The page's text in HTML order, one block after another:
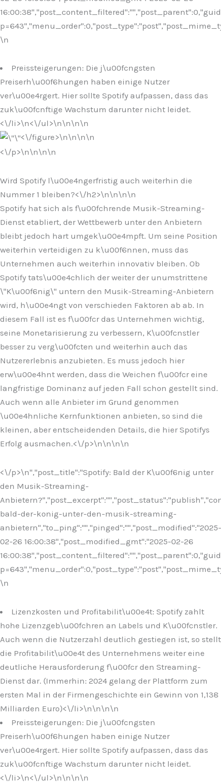
\n
Preissteigerungen: Die j\u00fcngsten
Preiserh\u00f6hungen haben einige Nutzer
ver\u00e4rgert. Hier sollte Spotify aufpassen, dass das
zuk\u00fcnftige Wachstum darunter nicht leidet.
<\/li>\n<\/ul>\n\n\n\n
<\/figure>\n\n\n\n
<\/p>\n\n\n\n
Wird Spotify l\u00e4ngerfristig auch weiterhin die
Nummer 1 bleiben?<\/h2>\n\n\n\n
Spotify hat sich als f\u00fchrende Musik-Streaming-
Dienst etabliert, der Wettbewerb unter den Anbietern
bleibt jedoch hart umgek\u00e4mpft. Um seine Position
weiterhin verteidigen zu k\u00f6nnen, muss das
Unternehmen auch weiterhin innovativ bleiben. Ob
Spotify tats\u00e4chlich der weiter der unumstrittene
\"K\u00f6nig\" untern den Musik-Streaming-Anbietern
wird, h\u00e4ngt von verschieden Faktoren ab ab. In
diesem Fall ist es f\u00fcr das Unternehmen wichtig,
seine Monetarisierung zu verbessern, K\u00fcnstler
besser zu verg\u00fcten und weiterhin auch das
Nutzererlebnis anzubieten. Es muss jedoch hier
erw\u00e4hnt werden, dass die Weichen f\u00fcr eine
langfristige Dominanz auf jeden Fall schon gestellt sind.
Auch wenn alle Anbieter im Grund genommen
\u00e4hnliche Kernfunktionen anbieten, so sind die
kleinen, aber entscheidenden Details, die hier Spotifys
Erfolg ausmachen.<\/p>\n\n\n\n
<\/p>\n","post_title":"Spotify: Bald der K\u00f6nig unter
den Musik-Streaming-
bald-der-konig-unter-den-musik-streaming-
anbietern","to_ping":"","pinged":"","post_modified":"2025-
02-26 16:00:38","post_modified_gmt":"2025-02-26
\n
Lizenzkosten und Profitabilit\u00e4t: Spotify zahlt
hohe Lizenzgeb\u00fchren an Labels und K\u00fcnstler.
Auch wenn die Nutzerzahl deutlich gestiegen ist, so stellt
die Profitabilit\u00e4t des Unternehmens weiter eine
deutliche Herausforderung f\u00fcr den Streaming-
Dienst dar. (Immerhin: 2024 gelang der Plattform zum
ersten Mal in der Firmengeschichte ein Gewinn von 1,138
Milliarden Euro)<\/li>\n\n\n\n
Preissteigerungen: Die j\u00fcngsten
Preiserh\u00f6hungen haben einige Nutzer
ver\u00e4rgert. Hier sollte Spotify aufpassen, dass das
zuk\u00fcnftige Wachstum darunter nicht leidet.
<\/li>\n<\/ul>\n\n\n\n